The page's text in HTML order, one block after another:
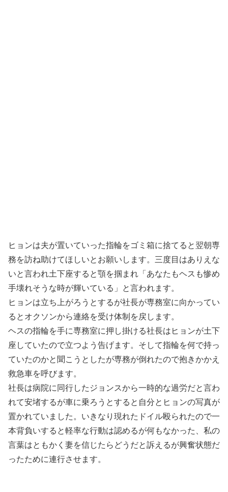
ヒョンは夫が置いていった指輪をゴミ箱に捨てると翌朝専
務を訪ね助けてほしいとお願いします。三度目はありえな
いと言われ土下座すると顎を掴まれ「あなたもヘスも惨め
手壊れそうな時が輝いている」と言われます。
ヒョンは立ち上がろうとするが社長が専務室に向かってい
るとオクソンから連絡を受け体制を戻します。
ヘスの指輪を手に専務室に押し掛ける社長はヒョンが土下
座していたので立つよう告げます。そして指輪を何で持っ
ていたのかと聞こうとしたが専務が倒れたので抱きかかえ
救急車を呼びます。
社長は病院に同行したジョンスから一時的な過労だと言わ
れて安堵するが車に乗ろうとすると自分とヒョンの写真が
置かれていました。いきなり現れたドイル殴られたので一
本背負いすると軽率な行動は認めるが何もなかった、私の
言葉はともかく妻を信じたらどうだと訴えるが興奮状態だ
ったために連行させます。